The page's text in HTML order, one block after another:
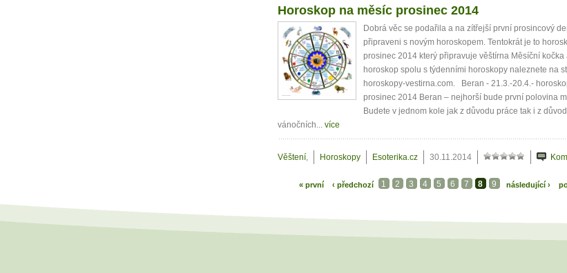
Horoskop na měsíc prosinec 2014
Dobrá věc se podařila a na zítřejší první prosincový
připraveni s novým horoskopem. Tentokrát je to
prosinec 2014 který připravuje věštírna Měsíční kočka
horoskop spolu s týdenními horoskopy naleznete na
horoskopy-vestirna.com. Beran - 21.3.-20.4.-
prosinec 2014 Beran – nejhorší bude první polovina
Budete v jednom kole jak z důvodu práce tak i z
vánočních... více
Věštení, Horoskopy Esoterika.cz 30.11.2014
« první ‹ předchozí 1 2 3 4 5 6 7 8 9 následující ›